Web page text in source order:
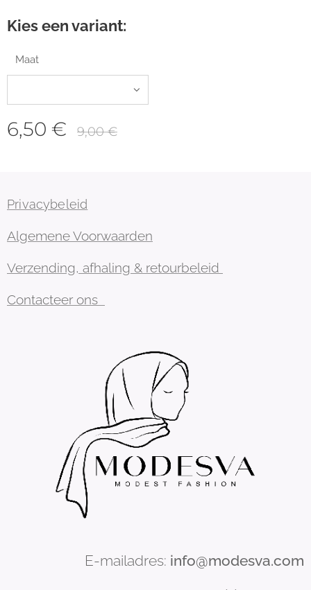
Kies een variant:
Maat
6,50 € 9,00€
Privacybeleid
Algemene Voorwaarden
Verzending, afhaling & retourbeleid
Contacteer ons
E-mailadres: info@modesva.com